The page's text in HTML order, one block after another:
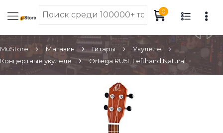
0
MuStore Магазин Гитары
Укулеле
Концертные укулеле
Ortega RU5L Lefthand Natural